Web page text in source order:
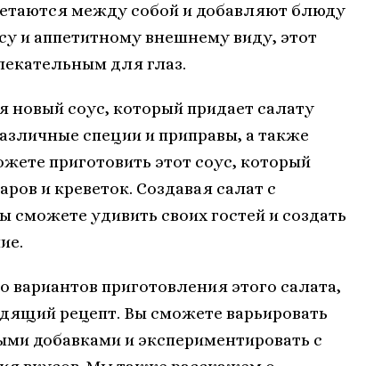
между собой и добавляют блюду
и аппетитному внешнему виду, этот
для глаз.
соус, который придает салату
специи и приправы, а также
приготовить этот соус, который
и креветок. Создавая салат с
удивить своих гостей и создать
приготовления этого салата,
рецепт. Вы сможете варьировать
добавками и экспериментировать с